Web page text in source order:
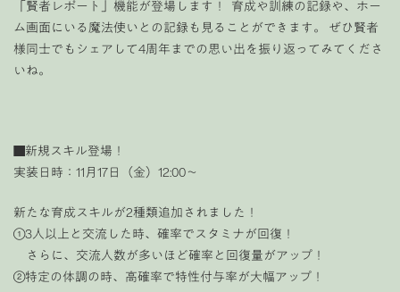
「賢者レポート」機能が登場します！ 育成や訓練の記録や、ホー
ム画面にいる魔法使いとの記録も見ることができます。 ぜひ賢者
様同士でもシェアして4周年までの思い出を振り返ってみてくださ
いね。
■新規スキル登場！
実装日時：11月17日（金）12:00〜
新たな育成スキルが2種類追加されました！
①3人以上と交流した時、確率でスタミナが回復！
さらに、交流人数が多いほど確率と回復量がアップ！
②特定の体調の時、高確率で特性付与率が大幅アップ！